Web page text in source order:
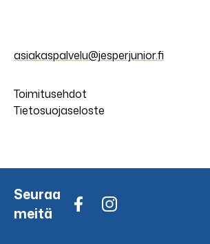
asiakaspalvelu@jesperjunior.fi
Toimitusehdot
Tietosuojaseloste
Seuraa
meitä